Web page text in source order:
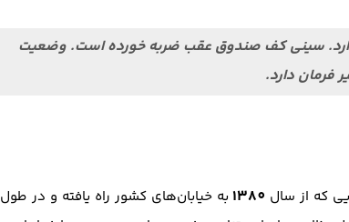
سینی کف صندوق عقب ضربه خورده است. وضعیت
فرمان دارد.
که از سال
به خیابان‌های کشور راه یافته و در طول